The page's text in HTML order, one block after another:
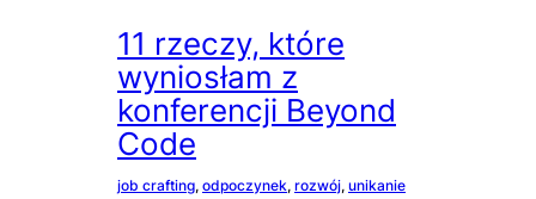
11 rzeczy, które
wyniosłam z
konferencji Beyond
Code
job crafting, odpoczynek, rozwój, unikanie